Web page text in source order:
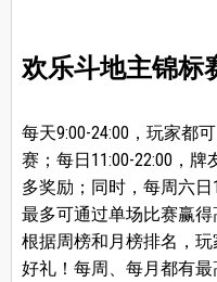
欢乐斗地主锦标
每天9:00-24:00，玩家都
赛；每日11:00-22:00，
多奖励；同时，每周六日
最多可通过单场比赛赢得
根据周榜和月榜排名，
好礼！每周、每月都有最